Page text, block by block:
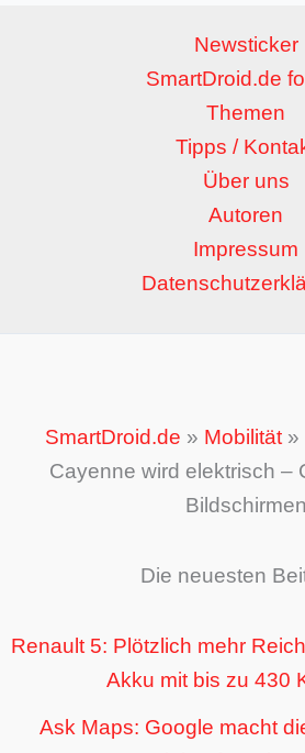
Newsticker
SmartDroid.de
Themen
Tipps /
Über uns
Autoren
Impressum
SmartDroid.de » Mobilität»
Cayenne wird elektrisch –
Bildschirmen
Die neuesten
Renault 5: Plötzlich mehr
Akku mit bis zu 430
Ask Maps: Google macht